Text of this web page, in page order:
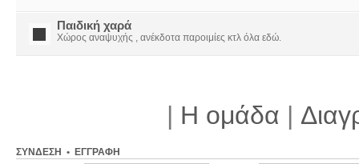
Παιδική χαρά
Χώρος αναψυχής , ανέκδοτα παροιμίες κτλ όλα εδώ.
| Η ομάδα |
ΣΎΝΔΕΣΗ • ΕΓΓΡΑΦΉ